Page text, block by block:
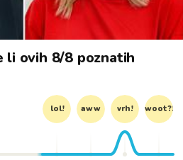
li ovih 8/8 poznatih
lol! aww vrh! woot?!